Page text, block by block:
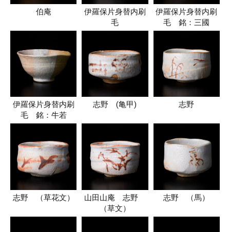
伯庵
伊羅保片身替内刷
毛
伊羅保片身替内刷
毛 銘：三國
伊羅保片身替内刷
毛 銘：牛若
志野 (亀甲) 志野
志野 （草花文）
山田山庵 志野
（草文）
志野 （馬）